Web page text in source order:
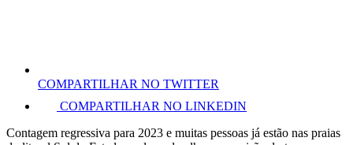
COMPARTILHAR NO TWITTER
COMPARTILHAR NO LINKEDIN
Contagem regressiva para 2023 e muitas pessoas já estão nas praias